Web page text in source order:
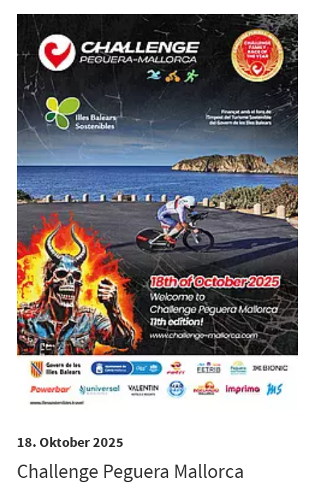
18. Oktober 2025
Challenge Peguera Mallorca